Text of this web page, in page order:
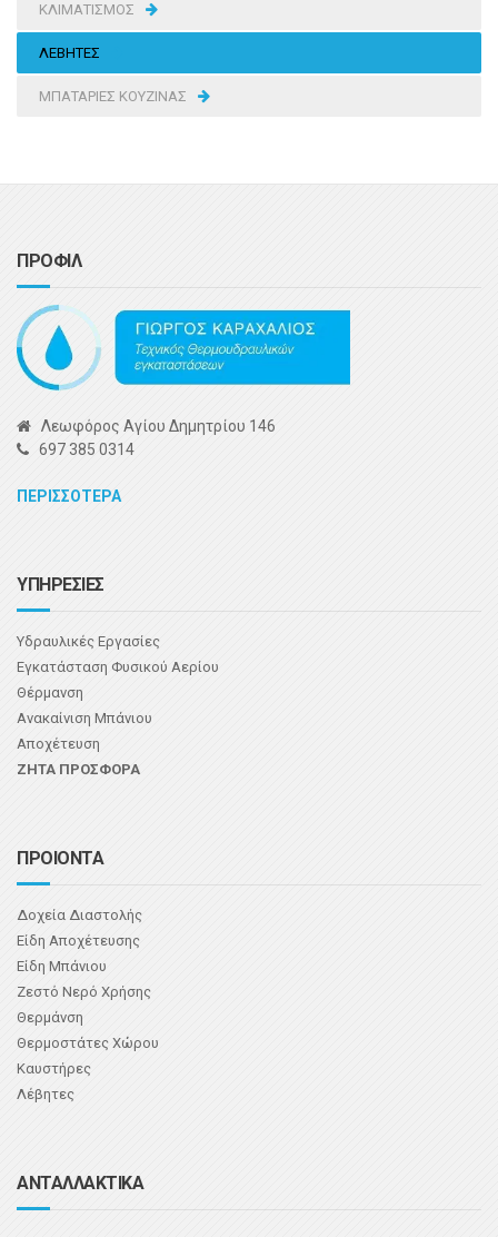
ΚΛΙΜΑΤΙΣΜΟΣ
ΛΕΒΗΤΕΣ
ΜΠΑΤΑΡΙΕΣ ΚΟΥΖΙΝΑΣ
ΠΡΟΦΙΛ
Λεωφόρος Αγίου Δημητρίου 146
697 385 0314
ΠΕΡΙΣΣΟΤΕΡΑ
ΥΠΗΡΕΣΙΕΣ
Υδραυλικές Εργασίες
Εγκατάσταση Φυσικού Αερίου
Θέρμανση
Ανακαίνιση Μπάνιου
Αποχέτευση
ΖΗΤΑ ΠΡΟΣΦΟΡΑ
ΠΡΟΙΟΝΤΑ
Δοχεία Διαστολής
Είδη Αποχέτευσης
Είδη Μπάνιου
Ζεστό Νερό Χρήσης
Θερμάνση
Θερμοστάτες Χώρου
Καυστήρες
Λέβητες
ΑΝΤΑΛΛΑΚΤΙΚΑ